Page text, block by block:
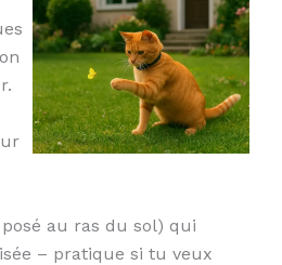
au ras du sol) qui
– pratique si tu veux